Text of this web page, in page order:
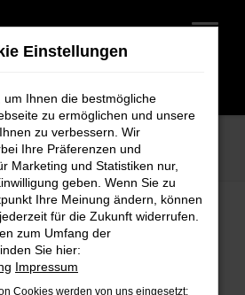
Škoda Octavia
Finden Sie Ihren Škoda
bei Schmidt + Koch
Škoda Octavia
für Syke bei
Einstellungen
um Ihnen die bestmögliche
zu ermöglichen und unsere
zu verbessern. Wir
Ihre Präferenzen und
Marketing und Statistiken nur,
geben. Wenn Sie zu
Ihre Meinung ändern, können
für die Zukunft widerrufen.
zum Umfang der
Sie hier:
Impressum
Cookies werden von uns eingesetzt: